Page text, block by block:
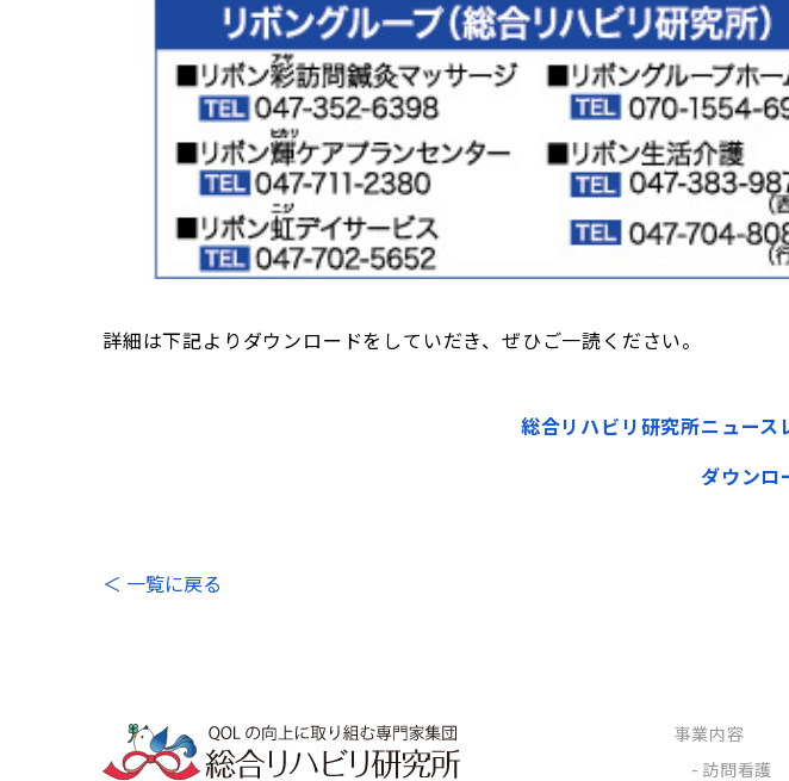
詳細は下記よりダウンロードをしていだき、ぜひご一読ください。
総合リハビリ研究所ニュー
ダウンロ
＜ 一覧に戻る
事業内容
訪問看護